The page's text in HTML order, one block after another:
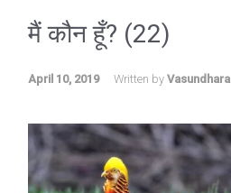
मैं कौन हूँ? (22)
April 10, 2019 Written by Vasundhara